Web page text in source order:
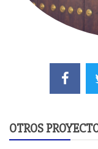
OTROS